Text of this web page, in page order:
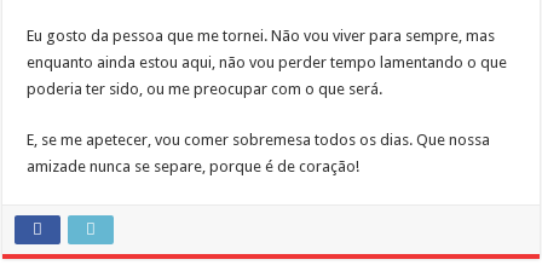
Eu gosto da pessoa que me tornei. Não vou viver para sempre, mas
enquanto ainda estou aqui, não vou perder tempo lamentando o que
poderia ter sido, ou me preocupar com o que será.
E, se me apetecer, vou comer sobremesa todos os dias. Que nossa
amizade nunca se separe, porque é de coração!